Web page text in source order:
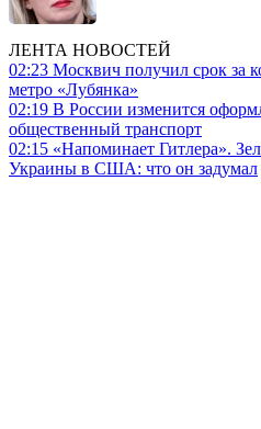
ЛЕНТА НОВОСТЕЙ
02:23 Москвич получил срок за
метро «Лубянка»
02:19 В России изменится
общественный транспорт
02:15 «Напоминает Гитлера».
Украины в США: что он задумал